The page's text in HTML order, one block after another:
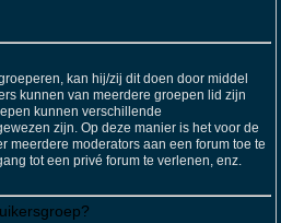
kan hij/zij dit doen door middel
kunnen van meerdere groepen lid zijn
kunnen verschillende
zijn. Op deze manier is het voor de
meerdere moderators aan een forum toe te
tot een privé forum te verlenen, enz.